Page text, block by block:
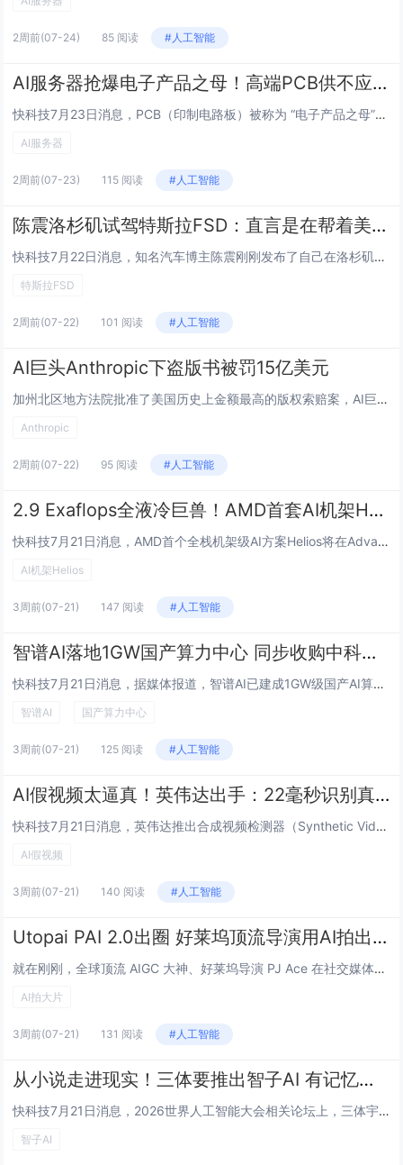
2周前(07-24) 85 阅读 #人工智能
AI服务器抢爆电子产品之母！高端PCB供不应求 价格涨超300%
快科技7月23日消息，PCB（印制电路板）被称为 “电子产品之母”，是电子产品中不可或缺的核心基础件，家用电器、企业服务器里面的主板都得用到。据央视理财经报道，今年以来，受AI算力需求爆发带动，高端PCB市场供不应求，产品价格持续上涨，产业...
AI服务器
2周前(07-23) 115 阅读 #人工智能
陈震洛杉矶试驾特斯拉FSD：直言是在帮着美国人“降智”
快科技7月22日消息，知名汽车博主陈震刚刚发布了自己在洛杉矶试驾满血版特斯拉FSD的视频，并给出犀利评价：美版特斯拉FSD智能化能力过于成熟，长期依赖会大幅弱化人类驾驶能力，相当于在给美国司机“降智”。他本次试驾车辆搭载了HW4.0后期硬件...
特斯拉FSD
2周前(07-22) 101 阅读 #人工智能
AI巨头Anthropic下盗版书被罚15亿美元
加州北区地方法院批准了美国历史上金额最高的版权索赔案，AI巨头Anthropic因下载盗版书籍训练人工智能模型需向版权所有者支付15亿美元和解金，加州法院已批准该和解协议。Anthropic下盗版书被罚15亿美元控辩双方均宣布取得胜利。代表...
Anthropic
2周前(07-22) 95 阅读 #人工智能
2.9 Exaflops全液冷巨兽！AMD首套AI机架Helios亮相：向NVIDIA发起全面挑战
快科技7月21日消息，AMD首个全栈机架级AI方案Helios将在Advancing AI 2026活动上正式发布，目前官方已经公布了详细规格参数，从GPU到CPU到网络芯片全部自研，对标NVIDIA现有Oberon和即将推出的Kyber机...
AI机架Helios
3周前(07-21) 147 阅读 #人工智能
智谱AI落地1GW国产算力中心 同步收购中科加禾扩版图
快科技7月21日消息，据媒体报道，智谱AI已建成1GW级国产AI算力数据中心，该中心全部采用国产AI芯片，标志着公司在底层算力基础设施上实现自主化跃升。与此同时，智谱AI于今日正式完成对国产AI异构算力软件公司中科加禾（XCore Sigm...
智谱AI 国产算力中心
3周前(07-21) 125 阅读 #人工智能
AI假视频太逼真！英伟达出手：22毫秒识别真假
快科技7月21日消息，英伟达推出合成视频检测器（Synthetic Video Detector）NIM微服务，专门用来识别AI生成的假视频，1080p画面处理仅需22毫秒，准确率达到92%。随着AI视频生成技术越来越强，假视频已经能做到以...
AI假视频
3周前(07-21) 140 阅读 #人工智能
Utopai PAI 2.0出圈 好莱坞顶流导演用AI拍出3分钟大片！
就在刚刚，全球顶流 AIGC 大神、好莱坞导演 PJ Ace 在社交媒体上发布了最新力作，彻底引爆了海外科技与电影圈。PJ Ace 在推文中兴奋地表示，他们借助 Utopai Studios 推出的下一代 AI 视频模型和智能体 PAI2....
AI拍大片
3周前(07-21) 131 阅读 #人工智能
从小说走进现实！三体要推出智子AI 有记忆还有独立人格
快科技7月21日消息，2026世界人工智能大会相关论坛上，三体宇宙带来全新规划，基于《三体》经典设定打造专属智子智能体，这款产品不再是单纯的AI工具，而是能长期陪伴用户的数字伙伴。本次分享由三体宇宙CEO赵骥龙完成，演讲围绕科幻设定和当下A...
智子AI